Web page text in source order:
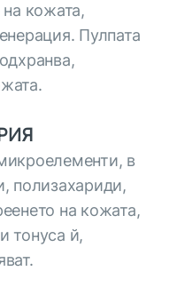
на кожата,
Пулпата
в
полизахариди,
на кожата,
тонуса й,